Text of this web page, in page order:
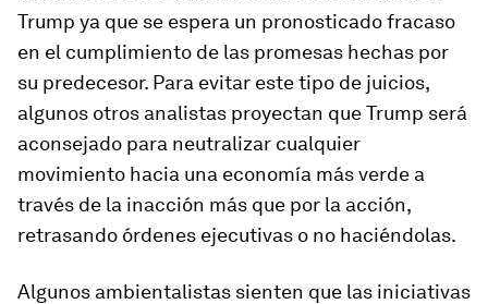
Trump ya que se espera un pronosticado fracaso
en el cumplimiento de las promesas hechas por
su predecesor. Para evitar este tipo de juicios,
algunos otros analistas proyectan que Trump será
aconsejado para neutralizar cualquier
movimiento hacia una economía más verde a
través de la inacción más que por la acción,
retrasando órdenes ejecutivas o no haciéndolas.
Algunos ambientalistas sienten que las iniciativas